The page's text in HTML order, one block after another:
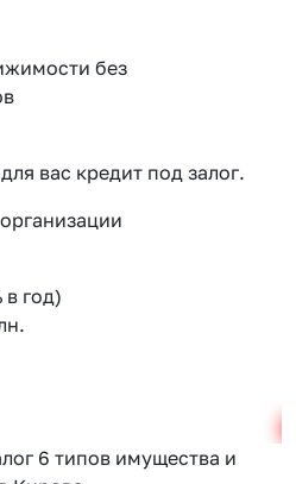
без
вас кредит под залог.
в год)
6 типов имущества и